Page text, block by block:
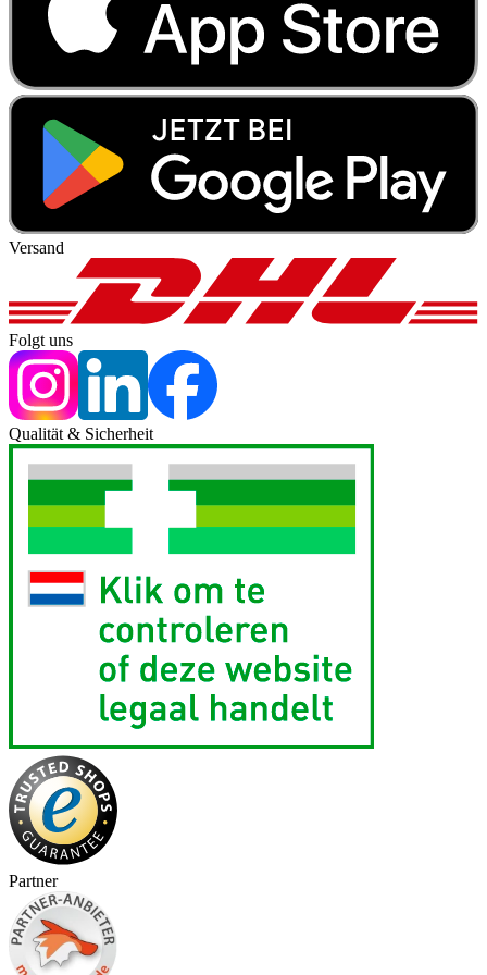
Versand
Folgt uns
Qualität & Sicherheit
Partner